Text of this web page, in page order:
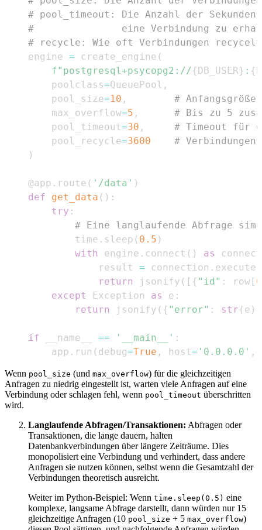
# pool_timeout: Die Anzahl der
#               eine Verbindung zu
# recycle: Wie oft Verbindungen
engine = create_engine (
f"postgresql+psycopg2://{DB_USER} : {
    poolclass
=QueuePool ,
    pool_size
=10 ,
# Anfangsgröße
    max_overflow
=5 ,
# Bis zu 5
    pool_timeout
=30 ,
# Timeout für
    pool_recycle
=3600
#
)
@app . route ( '/data' )
def
get_data ( ) :
try :
# Eine langlaufende Abfrage
        time
. sleep ( 0.5 )
with
engine . connect ( ) as
            result
= connection . execute
return
jsonify ( [ { "id" : row [ 0
except
Exception as e :
return
jsonify ( { "error" : str ( e )
if __name__ == '__main__' :
    app
. run ( debug=True , host= '0.0.0.0' ,
Wenn pool_size (und max_overflow) für die gleichzeitigen
Anfragen zu niedrig eingestellt ist, warten viele Anfragen auf eine
Verbindung oder schlagen fehl, wenn pool_timeout überschritten
wird.
Langlaufende Abfragen/Transaktionen: Abfragen oder
Transaktionen, die lange dauern, halten
Datenbankverbindungen über längere Zeiträume. Dies
monopolisiert eine Verbindung und verhindert, dass andere
Anfragen sie nutzen können, selbst wenn die Gesamtzahl der
Verbindungen theoretisch ausreicht.
Weiter im Python-Beispiel: Wenn time.sleep(0.5) eine
komplexe, langsame Abfrage darstellt, dann würden nur 15
gleichzeitige Anfragen (10 pool_size + 5 max_overflow)